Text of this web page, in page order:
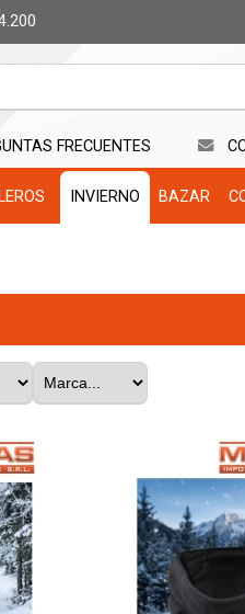
FRECUENTES
INVIERNO BAZAR